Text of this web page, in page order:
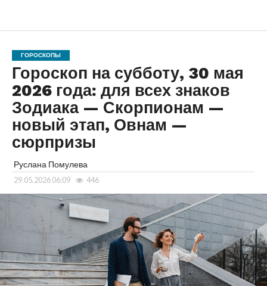
ГОРОСКОПЫ
Гороскоп на субботу, 30 мая
2026 года: для всех знаков
Зодиака — Скорпионам —
новый этап, Овнам —
сюрпризы
Руслана Помулева
29.05.2026 06:09 446